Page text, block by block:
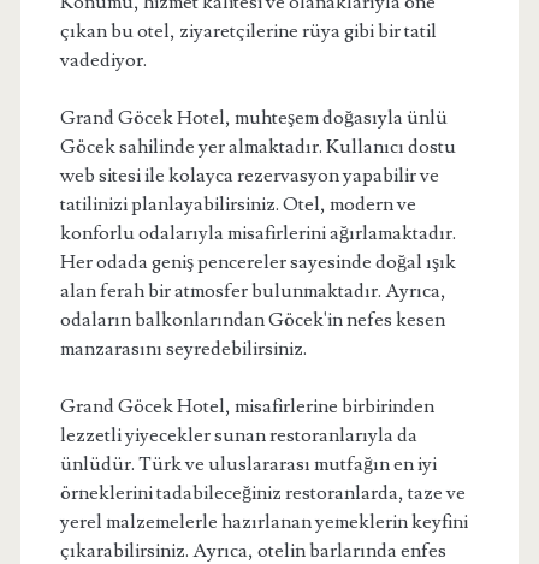
çıkan bu otel, ziyaretçilerine rüya gibi bir tatil
vadediyor.
Grand Göcek Hotel, muhteşem doğasıyla ünlü
Göcek sahilinde yer almaktadır. Kullanıcı dostu
web sitesi ile kolayca rezervasyon yapabilir ve
tatilinizi planlayabilirsiniz. Otel, modern ve
konforlu odalarıyla misafirlerini ağırlamaktadır.
Her odada geniş pencereler sayesinde doğal ışık
alan ferah bir atmosfer bulunmaktadır. Ayrıca,
odaların balkonlarından Göcek'in nefes kesen
manzarasını seyredebilirsiniz.
Grand Göcek Hotel, misafirlerine birbirinden
lezzetli yiyecekler sunan restoranlarıyla da
ünlüdür. Türk ve uluslararası mutfağın en iyi
örneklerini tadabileceğiniz restoranlarda, taze ve
yerel malzemelerle hazırlanan yemeklerin keyfini
çıkarabilirsiniz. Ayrıca, otelin barlarında enfes